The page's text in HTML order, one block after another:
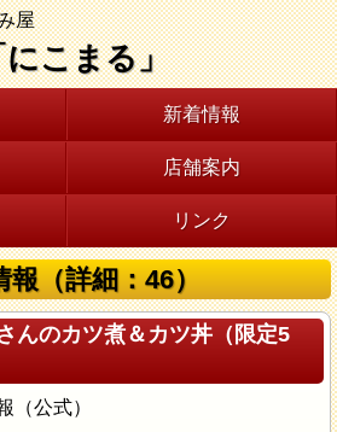
屋
こまる」
新着情報
店舗案内
リンク
報（詳細：46）
んのカツ煮＆カツ丼（限定5
（公式）